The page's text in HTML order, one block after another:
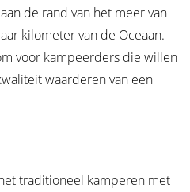
de rand van het meer van
kilometer van de Oceaan.
voor kampeerders die willen
waarderen van een
traditioneel kamperen met